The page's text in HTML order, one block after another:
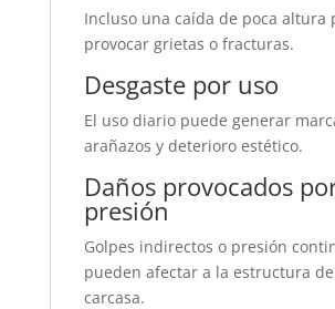
Incluso una caída de poca altura
provocar grietas o fracturas.
Desgaste por uso
El uso diario puede generar
arañazos y deterioro estético.
Daños provocados
presión
Golpes indirectos o presión
pueden afectar a la estructura
carcasa.